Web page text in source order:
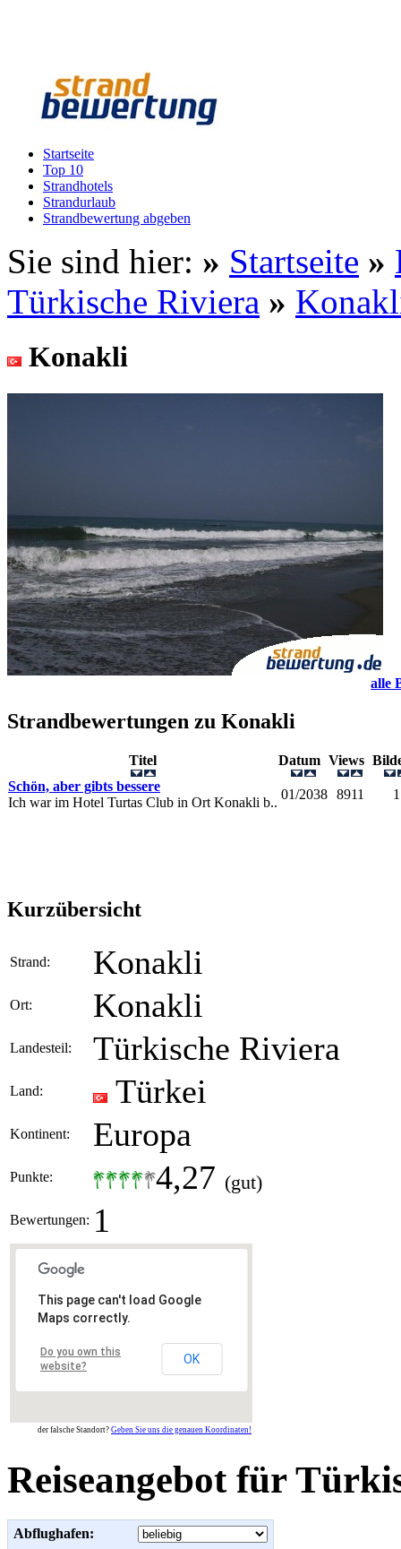
Startseite
Top 10
Strandhotels
Strandurlaub
Strandbewertung abgeben
Sie sind hier: » Startseite »
Türkische Riviera »
Konakli
alle
Strandbewertungen zu Konakli
Titel Datum Views
Schön, aber gibts bessere
Ich war im Hotel Turtas Club in Ort Konakli b..
01/2038 8911 1
Kurzübersicht
Strand: Konakli
Ort: Konakli
Landesteil: Türkische Riviera
Land: Türkei
Kontinent: Europa
Punkte: 4,27 (gut)
Bewertungen: 1
This page can't load Google
Maps correctly.
Do you own this
website?
OK
der falsche Standort? Geben Sie uns die genauen Koordinaten!
Reiseangebot für
Abflughafen: